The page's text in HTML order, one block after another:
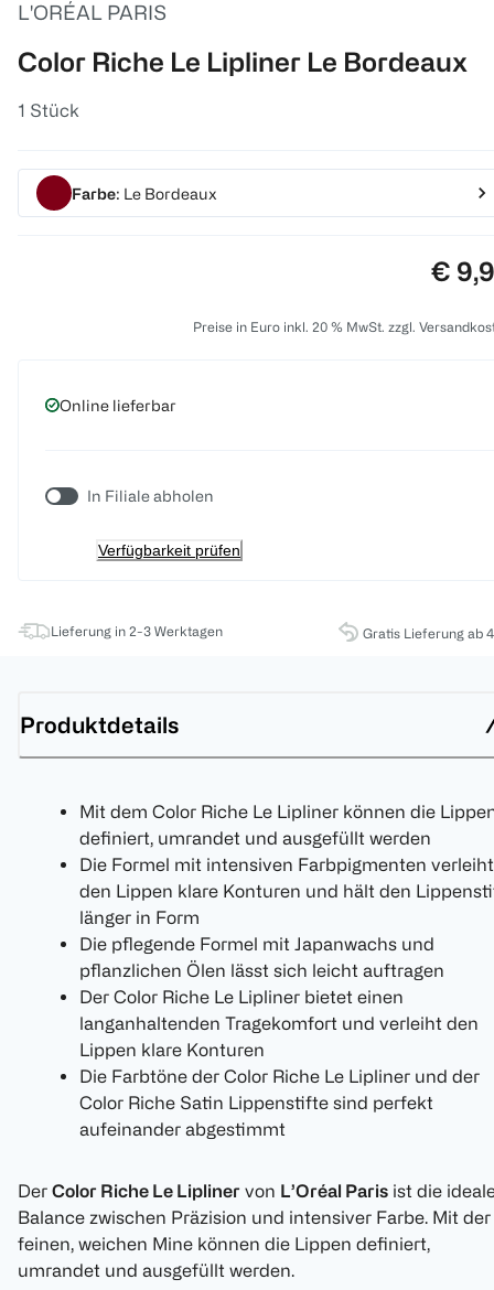
L'ORÉAL PARIS
Color Riche Le Lipliner Le Bordeaux
1 Stück
Farbe: Le Bordeaux
€
Preise in Euro inkl. 20 % MwSt. zzgl.
Online lieferbar
In Filiale abholen
Verfügbarkeit prüfen
Lieferung in 2-3 Werktagen Gratis Lieferung ab
Produktdetails
Mit dem Color Riche Le Lipliner können die
definiert, umrandet und ausgefüllt werden
Die Formel mit intensiven Farbpigmenten verleiht
den Lippen klare Konturen und hält den
länger in Form
Die pflegende Formel mit Japanwachs und
pflanzlichen Ölen lässt sich leicht auftragen
Der Color Riche Le Lipliner bietet einen
langanhaltenden Tragekomfort und verleiht den
Lippen klare Konturen
Die Farbtöne der Color Riche Le Lipliner und der
Color Riche Satin Lippenstifte sind perfekt
aufeinander abgestimmt
Der Color Riche Le Lipliner von L’Oréal Paris ist die
Balance zwischen Präzision und intensiver Farbe. Mit der
feinen, weichen Mine können die Lippen definiert,
umrandet und ausgefüllt werden.